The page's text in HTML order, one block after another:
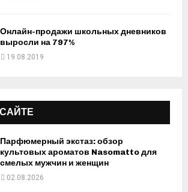
Онлайн-продажи школьных дневников
выросли на 797%
19.08.2019
Парфюмерный экстаз: обзор
культовых ароматов Nasomatto для
смелых мужчин и женщин
02.08.2026